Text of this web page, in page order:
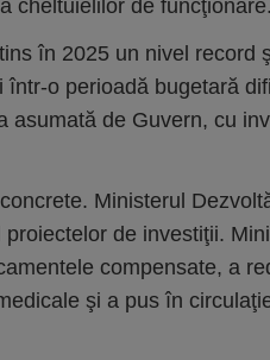
cheltuielilor de funcţionare.
în 2025 un nivel record
o perioadă bugetară
asumată de Guvern, cu
Ministerul
de investiţii.
compensate, a
şi a pus în